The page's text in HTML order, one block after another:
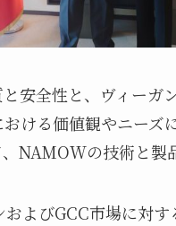
安全性と、ヴィーガ
ける価値観やニー
NAMOWの技術と製
よびGCC市場に対